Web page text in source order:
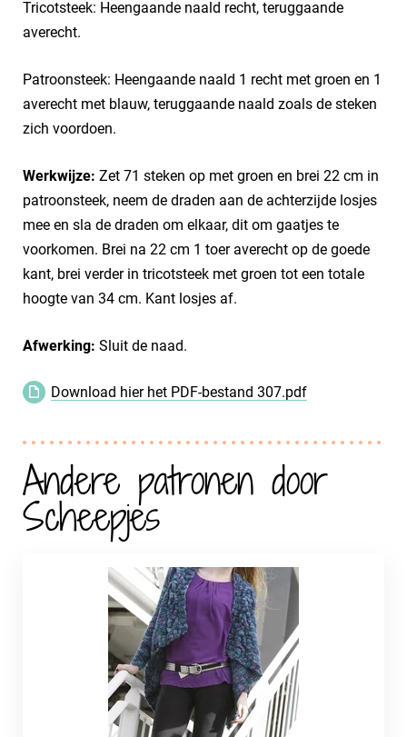
Tricotsteek: Heengaande naald recht, teruggaande
averecht.
Patroonsteek: Heengaande naald 1 recht met groen en 1
averecht met blauw, teruggaande naald zoals de steken
zich voordoen.
Werkwijze: Zet 71 steken op met groen en brei 22 cm in
patroonsteek, neem de draden aan de achterzijde losjes
mee en sla de draden om elkaar, dit om gaatjes te
voorkomen. Brei na 22 cm 1 toer averecht op de goede
kant, brei verder in tricotsteek met groen tot een totale
hoogte van 34 cm. Kant losjes af.
Afwerking: Sluit de naad.
Download hier het PDF-bestand 307.pdf
Andere patronen door
Scheepjes